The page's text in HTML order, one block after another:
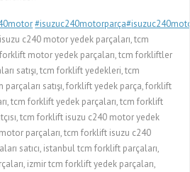
#isuzuc240motorparça#
c240 motor yedek parçaları, tcm
motor yedek parçaları, tcm forkliftler
satışı, tcm forklift yedekleri, tcm
satışı, forklift yedek parça, forklift
tcm forklift yedek parçaları, tcm forklift
tcm forklift isuzu c240 motor yedek
parçaları, tcm forklift isuzu c240
satıcı, istanbul tcm forklift parçaları,
izmir tcm forklift yedek parçaları,